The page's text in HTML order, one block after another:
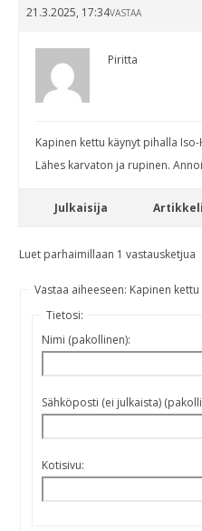
21.3.2025, 17:34VASTAA
Piritta
Kapinen kettu käynyt pihalla
Lähes karvaton ja rupinen.
Julkaisija
Luet parhaimillaan 1 vastausketjua
Vastaa aiheeseen: Kapinen
Tietosi:
Nimi (pakollinen):
Sähköposti (ei julkaista)
Kotisivu: